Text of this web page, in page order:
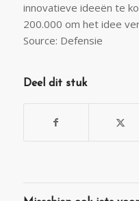
innovatieve ideeën te
200.000 om het idee
Source: Defensie
Deel dit stuk